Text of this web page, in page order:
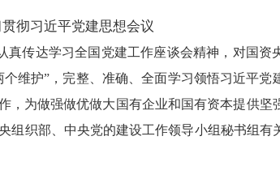
彻习近平党建思想会议
传达学习全国党建工作座谈会精神，对国资
维护”，完整、准确、全面学习领悟习近平党
，为做强做优做大国有企业和国有资本提供坚
组织部、中央党的建设工作领导小组秘书组有